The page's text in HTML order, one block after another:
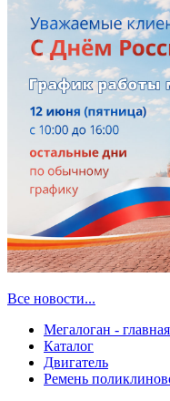
Все новости...
Мегалоган -
Каталог
Двигатель
Ремень